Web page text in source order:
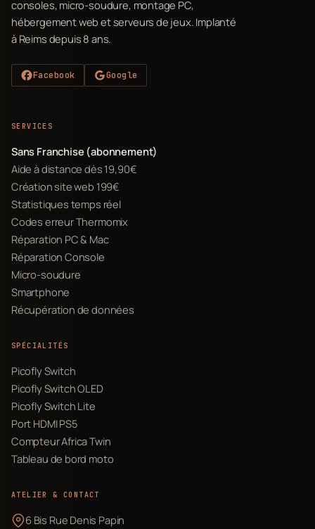
consoles, micro-soudure, montage PC,
hébergement web et serveurs de jeux. Implanté
à Reims depuis 8 ans.
Facebook Google
SERVICES
Sans Franchise (abonnement)
Aide à distance dès 19,90€
Création site web 199€
Statistiques temps réel
Codes erreur Thermomix
Réparation PC & Mac
Réparation Console
Micro-soudure
Smartphone
Récupération de données
SPÉCIALITÉS
Picofly Switch
Picofly Switch OLED
Picofly Switch Lite
Port HDMI PS5
Compteur Africa Twin
Tableau de bord moto
ATELIER & CONTACT
6 Bis Rue Denis Papin